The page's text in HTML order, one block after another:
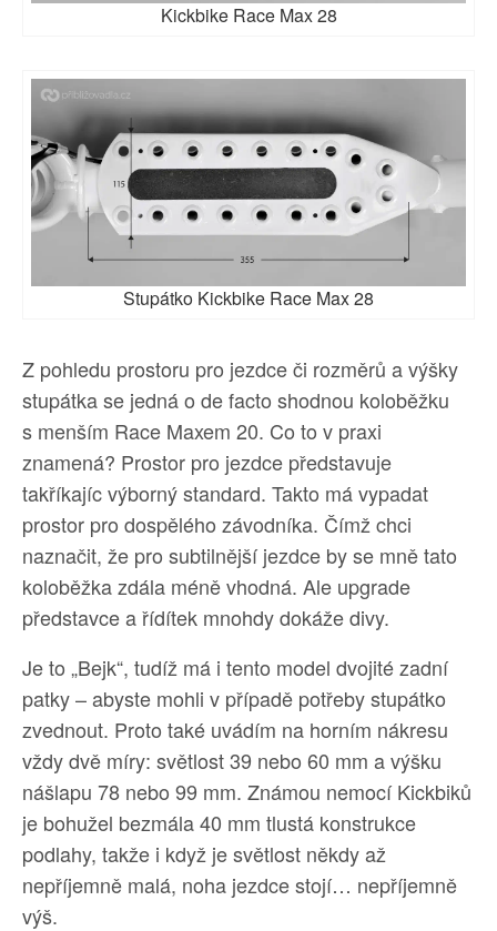
Kickbike Race Max 28
Stupátko Kickbike Race Max 28
Z pohledu prostoru pro jezdce či rozměrů a výšky
stupátka se jedná o de facto shodnou koloběžku
s menším Race Maxem 20. Co to v praxi
znamená? Prostor pro jezdce představuje
takříkajíc výborný standard. Takto má vypadat
prostor pro dospělého závodníka. Čímž chci
naznačit, že pro subtilnější jezdce by se mně tato
koloběžka zdála méně vhodná. Ale upgrade
představce a řídítek mnohdy dokáže divy.
Je to „Bejk“, tudíž má i tento model dvojité zadní
patky – abyste mohli v případě potřeby stupátko
zvednout. Proto také uvádím na horním nákresu
vždy dvě míry: světlost 39 nebo 60 mm a výšku
nášlapu 78 nebo 99 mm. Známou nemocí Kickbiků
je bohužel bezmála 40 mm tlustá konstrukce
podlahy, takže i když je světlost někdy až
nepříjemně malá, noha jezdce stojí… nepříjemně
výš.